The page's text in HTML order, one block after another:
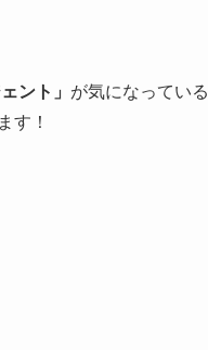
ント」 が気になっている
す！